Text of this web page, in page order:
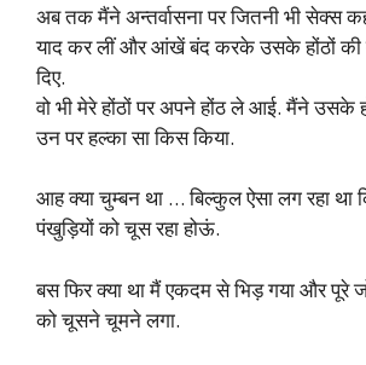
अब तक मैंने अन्तर्वासना पर जितनी भी सेक्स
याद कर लीं और आंखें बंद करके उसके होंठों की
दिए.
वो भी मेरे होंठों पर अपने होंठ ले आई. मैंने उसके
उन पर हल्का सा किस किया.
आह क्या चुम्बन था … बिल्कुल ऐसा लग रहा था
पंखुड़ियों को चूस रहा होऊं.
बस फिर क्या था मैं एकदम से भिड़ गया और पूरे
को चूसने चूमने लगा.